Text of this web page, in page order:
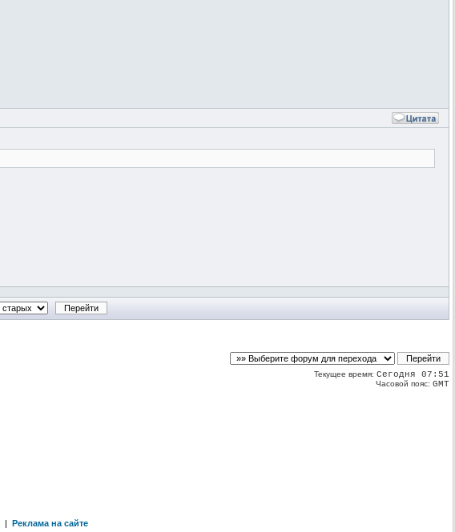
Текущее время: Сегодня 07:51
Часовой пояс: GMT
| Реклама на сайте